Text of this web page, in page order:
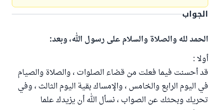
الجواب
الحمد لله والصلاة والسلام على رسول الله، وبعد:
أولا :
قد أحسنت فيما فعلت من قضاء الصلوات ، والصلاة والصيام
في اليوم الرابع والخامس ، والإمساك بقية اليوم الثالث ، وفي
تحريك وبحثك عن الصواب ، نسأل الله أن يزيدك علما